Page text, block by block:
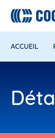
ACCUEIL